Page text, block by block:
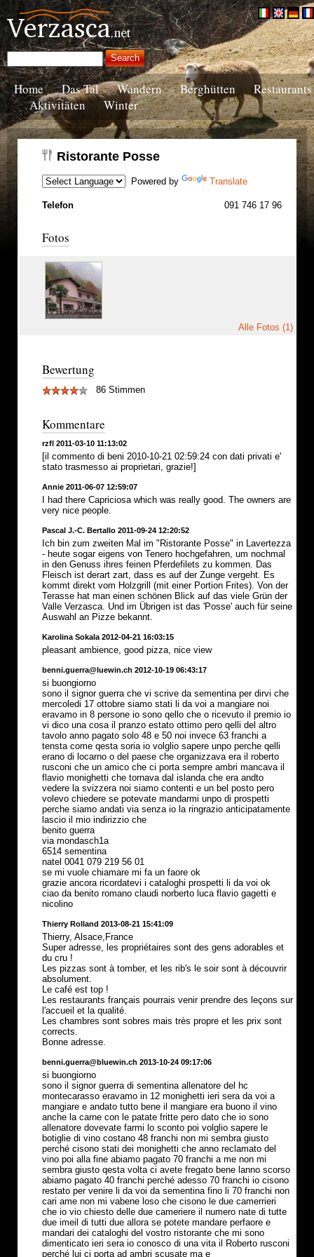
Home Das Tal Wandern Berghütten
Restaurants
Aktivitäten
Winter
Ristorante Posse
Powered by Translate
Telefon 091 746 17 96
Fotos
Alle Fotos (1)
Bewertung
86 Stimmen
Kommentare
rzfl 2011-03-10 11:13:02
[il commento di beni 2010-10-21 02:59:24 con dati privati e'
stato trasmesso ai proprietari, grazie!]
Annie 2011-06-07 12:59:07
I had there Capriciosa which was really good. The owners are
very nice people.
Pascal J.-C. Bertallo 2011-09-24 12:20:52
Ich bin zum zweiten Mal im "Ristorante Posse" in Lavertezza
- heute sogar eigens von Tenero hochgefahren, um nochmal
in den Genuss ihres feinen Pferdefilets zu kommen. Das
Fleisch ist derart zart, dass es auf der Zunge vergeht. Es
kommt direkt vom Holzgrill (mit einer Portion Frites). Von der
Terasse hat man einen schönen Blick auf das viele Grün der
Valle Verzasca. Und im Übrigen ist das 'Posse' auch für seine
Auswahl an Pizze bekannt.
Karolina Sokala 2012-04-21 16:03:15
pleasant ambience, good pizza, nice view
benni.guerra@luewin.ch 2012-10-19 06:43:17
si buongiorno
sono il signor guerra che vi scrive da sementina per dirvi che
mercoledi 17 ottobre siamo stati li da voi a mangiare noi
eravamo in 8 persone io sono qello che o ricevuto il premio io
vi dico una cosa il pranzo estato ottimo pero qelli del altro
tavolo anno pagato solo 48 e 50 noi invece 63 franchi a
tensta come qesta soria io volglio sapere unpo perche qelli
erano di locarno o del paese che organizzava era il roberto
rusconi che un amico che ci porta sempre ambri mancava il
flavio monighetti che tornava dal islanda che era andto
vedere la svizzera noi siamo contenti e un bel posto pero
volevo chiedere se potevate mandarmi unpo di prospetti
perche siamo andati via senza io la ringrazio anticipatamente
lascio il mio indirizzio che
benito guerra
via mondasch1a
6514 sementina
natel 0041 079 219 56 01
se mi vuole chiamare mi fa un faore ok
grazie ancora ricordatevi i cataloghi prospetti li da voi ok
ciao da benito romano claudi norberto luca flavio gagetti e
nicolino
Thierry Rolland 2013-08-21 15:41:09
Thierry, Alsace,France
Super adresse, les propriétaires sont des gens adorables et
du cru !
Les pizzas sont à tomber, et les rib's le soir sont à découvrir
absolument.
Le café est top !
Les restaurants français pourrais venir prendre des leçons sur
l'accueil et la qualité.
Les chambres sont sobres mais très propre et les prix sont
corrects.
Bonne adresse.
benni.guerra@bluewin.ch 2013-10-24 09:17:06
si buongiorno
sono il signor guerra di sementina allenatore del hc
montecarasso eravamo in 12 monighetti ieri sera da voi a
mangiare e andato tutto bene il mangiare era buono il vino
anche la carne con le patate fritte pero dato che io sono
allenatore dovevate farmi lo sconto poi volglio sapere le
botiglie di vino costano 48 franchi non mi sembra giusto
perché cisono stati dei monighetti che anno reclamato del
vino poi alla fine abiamo pagato 70 franchi a me non mi
sembra giusto qesta volta ci avete fregato bene lanno scorso
abiamo pagato 40 franchi perché adesso 70 franchi io cisono
restato per venire li da voi da sementina fino li 70 franchi non
cari ame non mi vabene loso che cisono le due camerrieri
che io vio chiesto delle due cameriere il numero nate di tutte
due imeil di tutti due allora se potete mandare perfaore e
mandari dei cataloghi del vostro ristorante che mi sono
dimenticato ieri sera io conosco di una vita il Roberto rusconi
perché lui ci porta ad ambri scusate ma e